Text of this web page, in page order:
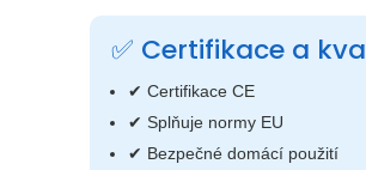
✅ Certifikace a
✔ Certifikace CE
✔ Splňuje normy EU
✔ Bezpečné domácí použití